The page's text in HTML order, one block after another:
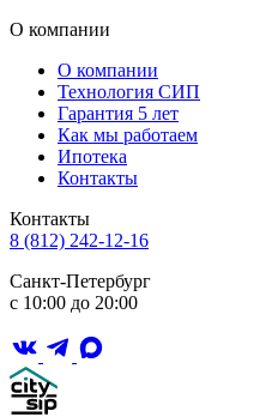
О компании
О компании
Технология СИП
Гарантия 5 лет
Как мы работаем
Ипотека
Контакты
Контакты
8 (812) 242-12-16
Санкт-Петербург
с 10:00 до 20:00